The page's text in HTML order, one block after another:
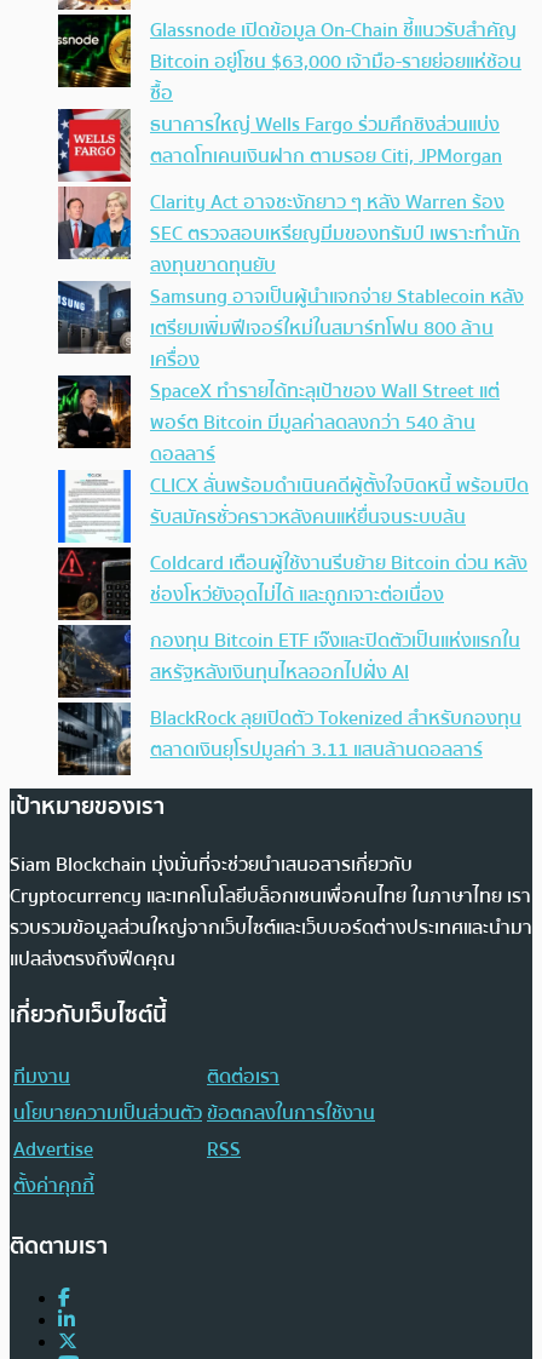
Glassnode เปิดข้อมูล On-Chain ชี้แนวรับสำคัญ
Bitcoin อยู่โซน $63,000 เจ้ามือ-รายย่อยแห่ช้อน
ซื้อ
ธนาคารใหญ่ Wells Fargo ร่วมศึกชิงส่วนแบ่ง
ตลาดโทเคนเงินฝาก ตามรอย Citi, JPMorgan
Clarity Act อาจชะงักยาว ๆ หลัง Warren ร้อง
SEC ตรวจสอบเหรียญมีมของทรัมป์ เพราะทำนัก
ลงทุนขาดทุนยับ
Samsung อาจเป็นผู้นำแจกจ่าย Stablecoin หลัง
เตรียมเพิ่มฟีเจอร์ใหม่ในสมาร์ทโฟน 800 ล้าน
เครื่อง
SpaceX ทำรายได้ทะลุเป้าของ Wall Street แต่
พอร์ต Bitcoin มีมูลค่าลดลงกว่า 540 ล้าน
ดอลลาร์
CLICX ลั่นพร้อมดำเนินคดีผู้ตั้งใจบิดหนี้ พร้อมปิด
รับสมัครชั่วคราวหลังคนแห่ยื่นจนระบบล้น
Coldcard เตือนผู้ใช้งานรีบย้าย Bitcoin ด่วน หลัง
ช่องโหว่ยังอุดไม่ได้ และถูกเจาะต่อเนื่อง
กองทุน Bitcoin ETF เจ๊งและปิดตัวเป็นแห่งแรกใน
สหรัฐหลังเงินทุนไหลออกไปฝั่ง AI
BlackRock ลุยเปิดตัว Tokenized สำหรับกองทุน
ตลาดเงินยุโรปมูลค่า 3.11 แสนล้านดอลลาร์
เป้าหมายของเรา
Siam Blockchain มุ่งมั่นที่จะช่วยนำเสนอสารเกี่ยวกับ
Cryptocurrency และเทคโนโลยีบล็อกเชนเพื่อคนไทย ในภาษาไทย เรา
รวบรวมข้อมูลส่วนใหญ่จากเว็บไซต์และเว็บบอร์ดต่างประเทศและนำมา
แปลส่งตรงถึงฟีดคุณ
เกี่ยวกับเว็บไซต์นี้
ทีมงาน
ติดต่อเรา
นโยบายความเป็นส่วนตัวข้อตกลงในการใช้งาน
Advertise
RSS
ตั้งค่าคุกกี้
ติดตามเรา